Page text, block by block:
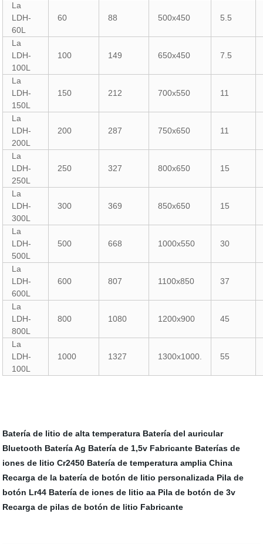
La
LDH-
60L
60 88 500x450 5.5
La
LDH-
100L
100 149 650x450 7.5
La
LDH-
150L
150 212 700x550 11
La
LDH-
200L
200 287 750x650 11
La
LDH-
250L
250 327 800x650 15
La
LDH-
300L
300 369 850x650 15
La
LDH-
500L
500 668 1000x550 30
La
LDH-
600L
600 807 1100x850 37
La
LDH-
800L
800 1080 1200x900 45
La
LDH-
100L
1000 1327 1300x1000. 55
Batería de litio de alta temperatura Batería del auricular
Bluetooth Batería Ag Batería de 1,5v Fabricante Baterías de
iones de litio Cr2450 Batería de temperatura amplia China
Recarga de la batería de botón de litio personalizada Pila de
botón Lr44 Batería de iones de litio aa Pila de botón de 3v
Recarga de pilas de botón de litio Fabricante